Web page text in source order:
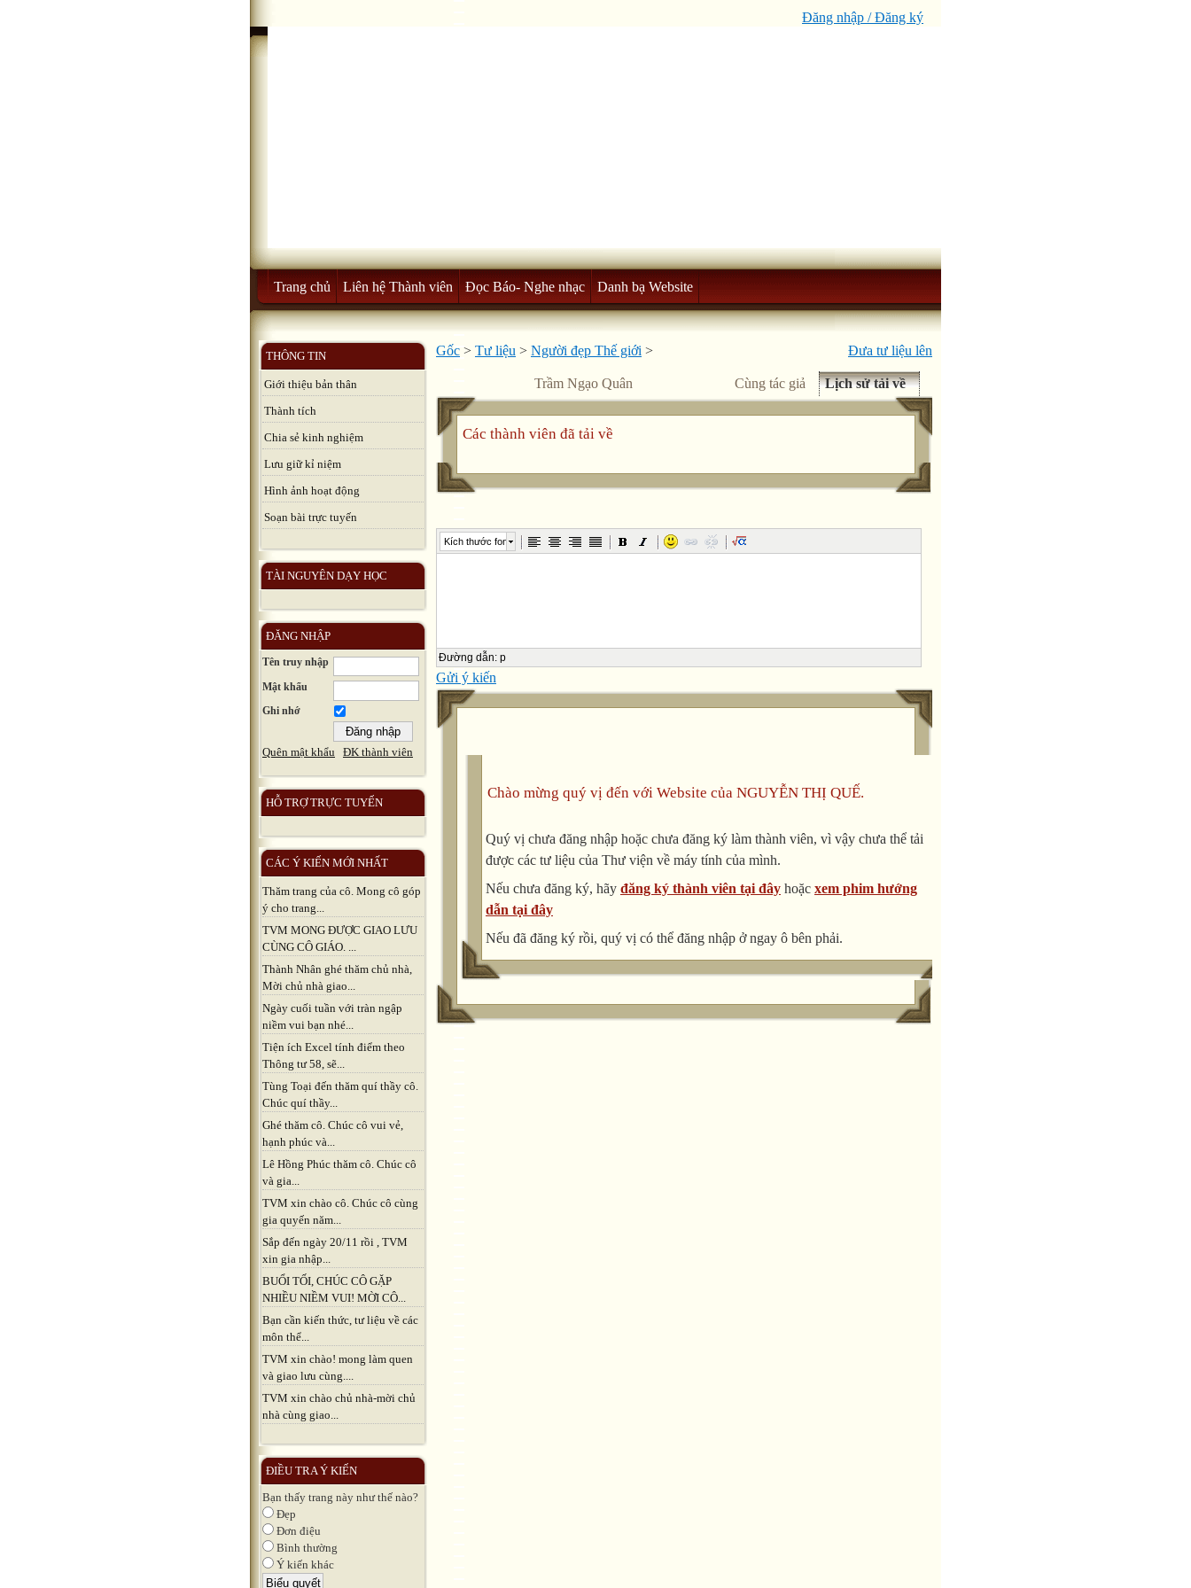
Đăng nhập / Đăng ký
Trang chủ Liên hệ Thành viên Đọc Báo- Nghe nhạc Danh bạ Website
THÔNG TIN
Giới thiệu bản thân
Thành tích
Chia sẻ kinh nghiệm
Lưu giữ kỉ niệm
Hình ảnh hoạt động
Soạn bài trực tuyến
TÀI NGUYÊN DẠY HỌC
ĐĂNG NHẬP
Tên truy nhập
Mật khẩu
Ghi nhớ
Quên mật khẩu ĐK thành viên
HỖ TRỢ TRỰC TUYẾN
CÁC Ý KIẾN MỚI NHẤT
Thăm trang của cô. Mong cô góp
ý cho trang...
TVM MONG ĐƯỢC GIAO LƯU
CÙNG CÔ GIÁO. ...
Thành Nhân ghé thăm chủ nhà,
Mời chủ nhà giao...
Ngày cuối tuần với tràn ngập
niềm vui bạn nhé...
Tiện ích Excel tính điểm theo
Thông tư 58, sẽ...
Tùng Toại đến thăm quí thầy cô.
Chúc quí thầy...
Ghé thăm cô. Chúc cô vui vẻ,
hạnh phúc và...
Lê Hồng Phúc thăm cô. Chúc cô
và gia...
TVM xin chào cô. Chúc cô cùng
gia quyến năm...
Sắp đến ngày 20/11 rồi , TVM
xin gia nhập...
BUỔI TỐI, CHÚC CÔ GẶP
NHIỀU NIỀM VUI! MỜI CÔ...
Bạn cần kiến thức, tư liệu về các
môn thể...
TVM xin chào! mong làm quen
và giao lưu cùng....
TVM xin chào chủ nhà-mời chủ
nhà cùng giao...
ĐIỀU TRA Ý KIẾN
Bạn thấy trang này như thế nào?
Đẹp
Đơn điệu
Bình thường
Ý kiến khác
Đưa tư liệu lên
Gốc > Tư liệu > Người đẹp Thế giới >
Trầm Ngạo Quân Cùng tác giả Lịch sử tải về
Các thành viên đã tải về
Kích thước font
Đường dẫn: p
Gửi ý kiến
Chào mừng quý vị đến với Website của NGUYỄN THỊ QUẾ.
Quý vị chưa đăng nhập hoặc chưa đăng ký làm thành viên, vì vậy chưa thể tải
được các tư liệu của Thư viện về máy tính của mình.
Nếu chưa đăng ký, hãy đăng ký thành viên tại đây hoặc xem phim hướng
dẫn tại đây
Nếu đã đăng ký rồi, quý vị có thể đăng nhập ở ngay ô bên phải.